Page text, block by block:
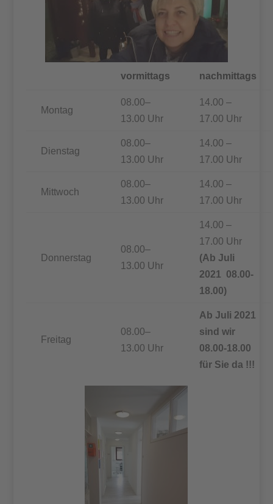
vormittags nachmittags
Montag
08.00–
13.00 Uhr
14.00 –
17.00 Uhr
Dienstag
08.00–
13.00 Uhr
14.00 –
17.00 Uhr
Mittwoch
08.00–
13.00 Uhr
14.00 –
17.00 Uhr
Donnerstag
08.00–
13.00 Uhr
14.00 –
17.00 Uhr
(Ab Juli
2021 08.00-
18.00)
Freitag
08.00–
13.00 Uhr
Ab Juli 2021
sind wir
08.00-18.00
für Sie da !!!